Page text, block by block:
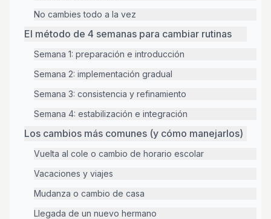
No cambies todo a la vez
El método de 4 semanas para cambiar rutinas
Semana 1: preparación e introducción
Semana 2: implementación gradual
Semana 3: consistencia y refinamiento
Semana 4: estabilización e integración
Los cambios más comunes (y cómo manejarlos)
Vuelta al cole o cambio de horario escolar
Vacaciones y viajes
Mudanza o cambio de casa
Llegada de un nuevo hermano